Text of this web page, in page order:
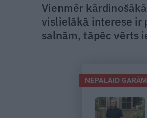
Vienmēr
vislielākā interese ir
salnām, tāpēc vērts
NEPALAID